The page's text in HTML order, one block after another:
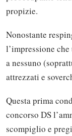
propizie.
Nonostante
l’impressione che
a nessuno
attrezzati e
Questa prima
concorso DS
scompiglio e